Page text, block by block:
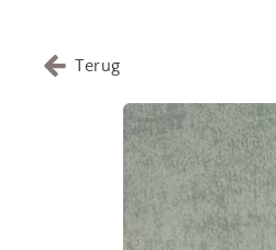
Terug
Ga direct naar
productinformatie